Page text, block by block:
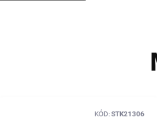
KÓD:STK21306